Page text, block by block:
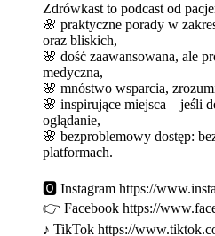
Zdrówkast to podcast od
🌸 praktyczne porady w
oraz bliskich,
🌸 dość zaawansowana, ale
medyczna,
🌸 mnóstwo wsparcia,
🌸 inspirujące miejsca – jeśli
oglądanie,
🌸 bezproblemowy dostęp:
platformach.
🅾 Instagram https://
👉 Facebook https://
♪ TikTok https://